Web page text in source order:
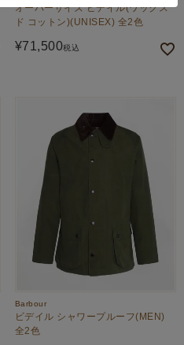
オーバーサイズ ビデイル(ワックス
ド コットン)(UNISEX) 全2色
¥71,500税込
Barbour
ビデイル シャワープルーフ(MEN)
全2色